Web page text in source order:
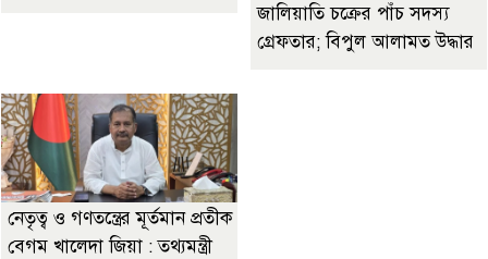
জালিয়াতি চক্রের পাঁচ সদস্য
গ্রেফতার; বিপুল আলামত উদ্ধার
নেতৃত্ব ও গণতন্ত্রের মূর্তমান প্রতীক
বেগম খালেদা জিয়া : তথ্যমন্ত্রী